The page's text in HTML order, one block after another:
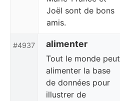
Joël sont de bons
amis.
#4937 alimenter
Tout le monde peut
alimenter la base
de données pour
illustrer de